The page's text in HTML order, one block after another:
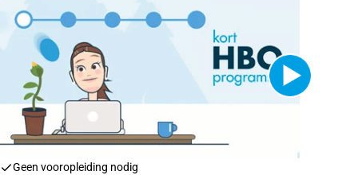
Geen vooropleiding nodig